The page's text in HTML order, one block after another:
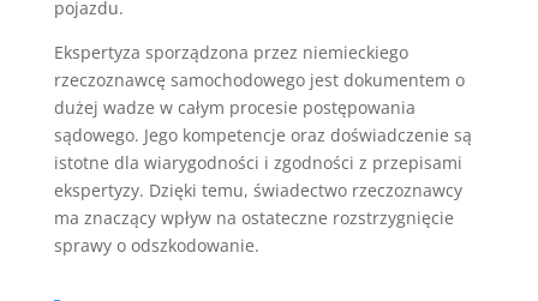
pojazdu.
Ekspertyza sporządzona przez niemieckiego
rzeczoznawcę samochodowego jest dokumentem o
dużej wadze w całym procesie postępowania
sądowego. Jego kompetencje oraz doświadczenie są
istotne dla wiarygodności i zgodności z przepisami
ekspertyzy. Dzięki temu, świadectwo rzeczoznawcy
ma znaczący wpływ na ostateczne rozstrzygnięcie
sprawy o odszkodowanie.